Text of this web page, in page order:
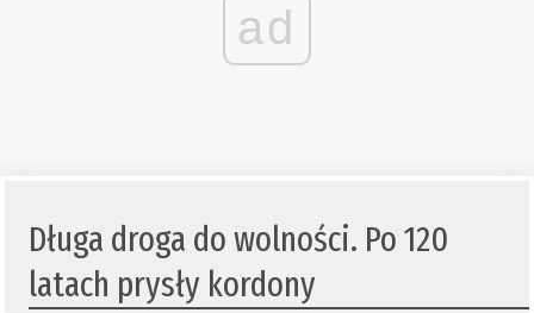
ad
Długa droga do wolności. Po 120
latach prysły kordony